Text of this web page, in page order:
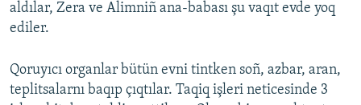
aldılar, Zera ve Alimniñ ana-babası şu vaqıt evde yoq
ediler.
Qoruyıcı organlar bütün evni tintken soñ, azbar, aran,
teplitsalarnı baqıp çıqtılar. Taqiq işleri neticesinde 3